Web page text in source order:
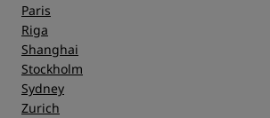
Paris
Riga
Shanghai
Stockholm
Sydney
Zurich